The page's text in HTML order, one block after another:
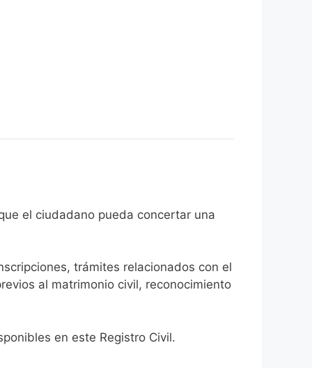
el ciudadano pueda concertar una
trámites relacionados con el
al matrimonio civil, reconocimiento
en este Registro Civil.​